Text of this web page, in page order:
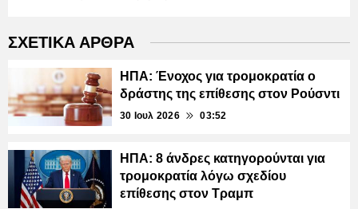
ΣΧΕΤΙΚΑ ΑΡΘΡΑ
ΗΠΑ: Ένοχος για τρομοκρατία ο
δράστης της επίθεσης στον Ρούσντι
30 Ιουλ 2026 03:52
ΗΠΑ: 8 άνδρες κατηγορούνται για
τρομοκρατία λόγω σχεδίου
επίθεσης στον Τραμπ